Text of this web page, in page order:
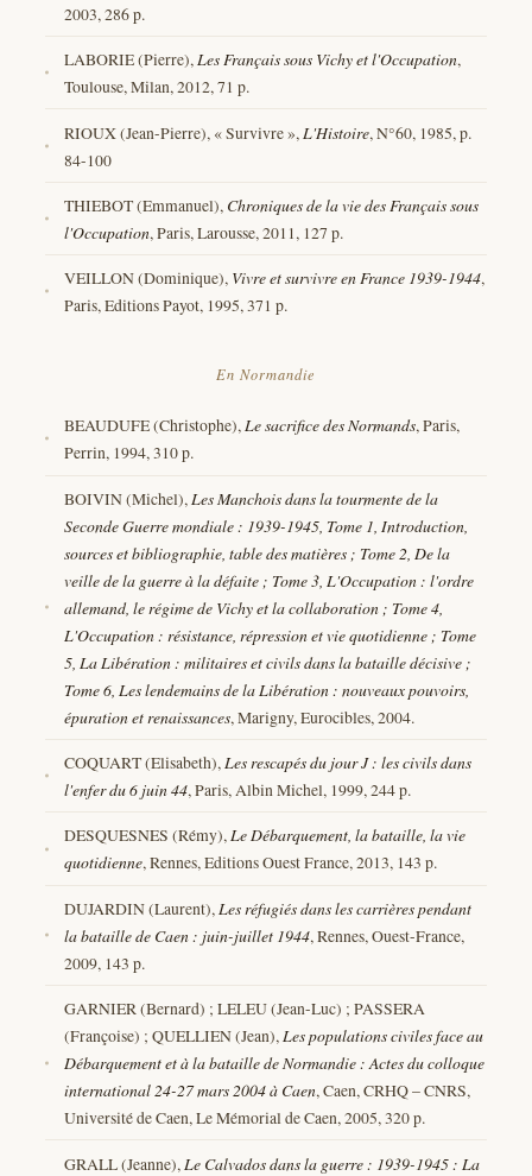
2003, 286 p.
LABORIE (Pierre),Les Français sous Vichy et l'Occupation,
Toulouse, Milan, 2012, 71 p.
RIOUX (Jean-Pierre), « Survivre », L'Histoire, N°60, 1985, p.
84-100
THIEBOT (Emmanuel), Chroniques de la vie des Français sous
l'Occupation, Paris, Larousse, 2011, 127 p.
VEILLON (Dominique), Vivre et survivre en France 1939-1944,
Paris, Editions Payot, 1995, 371 p.
En Normandie
BEAUDUFE (Christophe),Le sacrifice des Normands, Paris,
Perrin, 1994, 310 p.
BOIVIN (Michel),Les Manchois dans la tourmente de la
Seconde Guerre mondiale : 1939-1945, Tome 1, Introduction,
sources et bibliographie, table des matières ; Tome 2, De la
veille de la guerre à la défaite ; Tome 3, L'Occupation : l'ordre
allemand, le régime de Vichy et la collaboration ; Tome 4,
L'Occupation : résistance, répression et vie quotidienne ; Tome
5, La Libération : militaires et civils dans la bataille décisive ;
Tome 6, Les lendemains de la Libération : nouveaux pouvoirs,
épuration et renaissances, Marigny, Eurocibles, 2004.
COQUART (Elisabeth),Les rescapés du jour J : les civils dans
l'enfer du 6 juin 44, Paris, Albin Michel, 1999, 244 p.
DESQUESNES (Rémy),Le Débarquement, la bataille, la vie
quotidienne, Rennes, Editions Ouest France, 2013, 143 p.
DUJARDIN (Laurent),Les réfugiés dans les carrières pendant
la bataille de Caen : juin-juillet 1944, Rennes, Ouest-France,
2009, 143 p.
GARNIER (Bernard) ; LELEU (Jean-Luc) ; PASSERA
(Françoise) ; QUELLIEN (Jean),Les populations civiles face au
Débarquement et à la bataille de Normandie : Actes du colloque
international 24-27 mars 2004 à Caen, Caen, CRHQ – CNRS,
Université de Caen, Le Mémorial de Caen, 2005, 320 p.
GRALL (Jeanne), Le Calvados dans la guerre : 1939-1945 : La